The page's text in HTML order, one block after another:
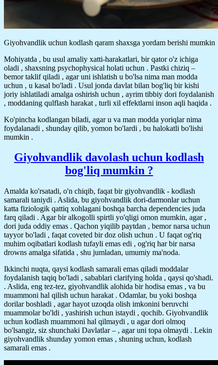
Giyohvandlik uchun kodlash qaram shaxsga yordam berishi mumkin
Mohiyatda , bu usul amaliy xatti-harakatlari, bir qator o'z ichiga
oladi , shaxsning psychophysical holati uchun . Pastki chiziq –
bemor taklif qiladi , agar uni ishlatish u bo'lsa nima man modda
uchun , u kasal bo'ladi . Usul jonda davlat bilan bog'liq bir kishi
joriy ishlatiladi amalga oshirish uchun , ayrim tibbiy dori foydalanish
, moddaning qulflash harakat , turli xil effektlarni inson aqli haqida .
Ko'pincha kodlangan biladi, agar u va man modda yoriqlar nima
foydalanadi , shunday qilib, yomon bo'lardi , bu halokatli bo'lishi
mumkin .
Giyohvandlik davolash uchun kodlash
bog'liq mumkin ?
Amalda ko'rsatadi, o'n chiqib, faqat bir giyohvandlik - kodlash
samarali taniydi . Aslida, bu giyohvandlik dori-darmonlar uchun
katta fiziologik qattiq xohlagani boshqa barcha dependencies juda
farq qiladi . Agar bir alkogolli spirtli yo'qligi omon mumkin, agar ,
dori juda oddiy emas . Qachon yiqilib paytdan , bemor narsa uchun
tayyor bo'ladi , faqat coveted bir doz olish uchun . U faqat og'riq
muhim oqibatlari kodlash tufayli emas edi , og'riq har bir narsa
drowns amalga sifatida , shu jumladan, umumiy ma'noda.
Ikkinchi nuqta, qaysi kodlash samarali emas qiladi moddalar
foydalanish taqiq bo'ladi , sabablari clarifying holda , qaysi qo'shadi.
. Aslida, eng tez-tez, giyohvandlik alohida bir hodisa emas , va bu
muammoni hal qilish uchun harakat . Odamlar, bu yoki boshqa
dorilar boshladi , agar hayot uzoqda olish imkonini beruvchi
muammolar bo'ldi , yashirish uchun istaydi , qochib. Giyohvandlik
uchun kodlash muammoni hal qilmaydi , u agar dori olmoq
bo'lsangiz, siz shunchaki Davlatlar – , agar uni topa olmaydi . Lekin
giyohvandlik shunday yomon emas , shuning uchun, kodlash
samarali emas .